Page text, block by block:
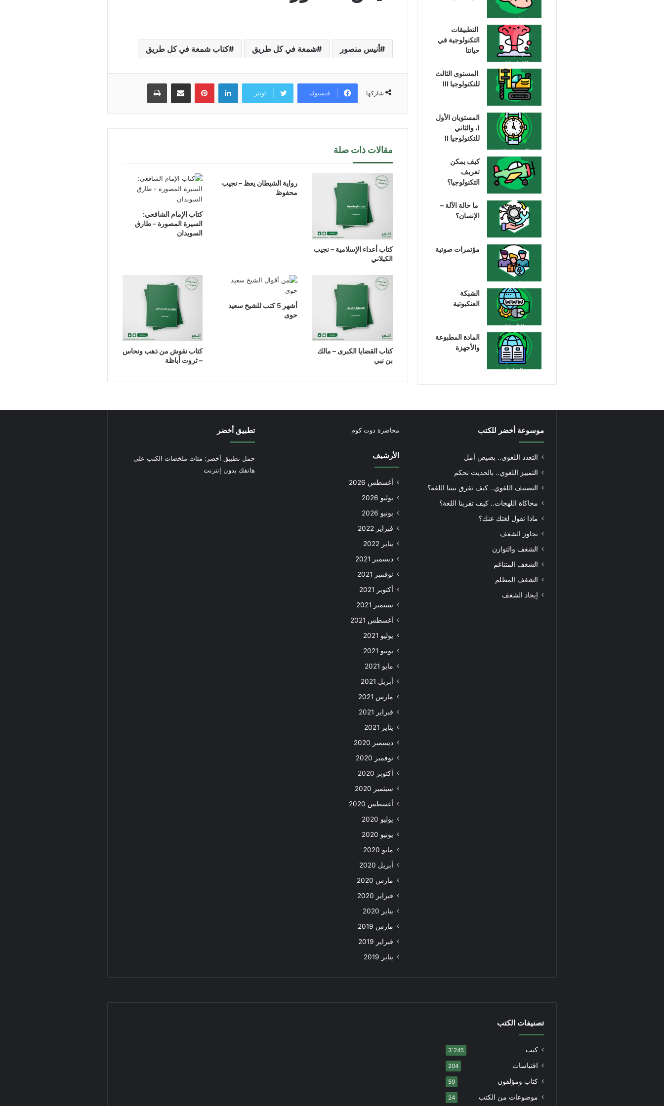
أنيس منصور شمعة في كل طريق كتاب شمعة في كل طريق
شاركها فيسبوك تويتر
لينكدإن بينتيريستمشاركة عبر البريد طباعة
مقالات ذات صلة
كتاب أعداء الإسلامية – نجيب
الكيلاني
رواية الشيطان يعظ – نجيب
محفوظ
كتاب الإمام الشافعي:
السيرة المصورة – طارق
السويدان
كتاب القضايا الكبرى – مالك
بن نبي
أشهر 5 كتب للشيخ سعيد
حوى
كتاب نقوش من ذهب ونحاس
– ثروت أباظة
التطبيقات
التكنولوجية في
حياتنا
المستوى الثالث
للتكنولوجيا III
المستويان الأول
I، والثاني
للتكنولوجيا II
كيف يمكن
تعريف
التكنولوجيا؟
ما حالة الآلة –
الإنسان؟
مؤتمرات صوتية
الشبكة
العنكبوتية
المادة المطبوعة
والأجهزة
موسوعة أخضر للكتب
التعدد اللغوي.. بصيص أمل
التمييز اللغوي.. بالحديث نحكم
التصنيف اللغوي.. كيف تفرق بيننا اللغة؟
محاكاة اللهجات.. كيف تقربنا اللغة؟
ماذا تقول لغتك عنك؟
تجاوز الشغف
الشغف والتوازن
الشغف المتناغم
الشغف المظلم
إيجاد الشغف
محاضرة دوت كوم
الأرشيف
أغسطس 2026
يوليو 2026
يونيو 2026
فبراير 2022
يناير 2022
ديسمبر 2021
نوفمبر 2021
أكتوبر 2021
سبتمبر 2021
أغسطس 2021
يوليو 2021
يونيو 2021
مايو 2021
أبريل 2021
مارس 2021
فبراير 2021
يناير 2021
ديسمبر 2020
نوفمبر 2020
أكتوبر 2020
سبتمبر 2020
أغسطس 2020
يوليو 2020
يونيو 2020
مايو 2020
أبريل 2020
مارس 2020
فبراير 2020
يناير 2020
مارس 2019
فبراير 2019
يناير 2019
تطبيق أخضر
حمل تطبيق أخضر: مئات ملخصات الكتب على
هاتفك بدون إنترنت
تصنيفات الكتب
كتب 3٬245
اقتباسات 204
كتاب ومؤلفون 59
موضوعات من الكتب 24